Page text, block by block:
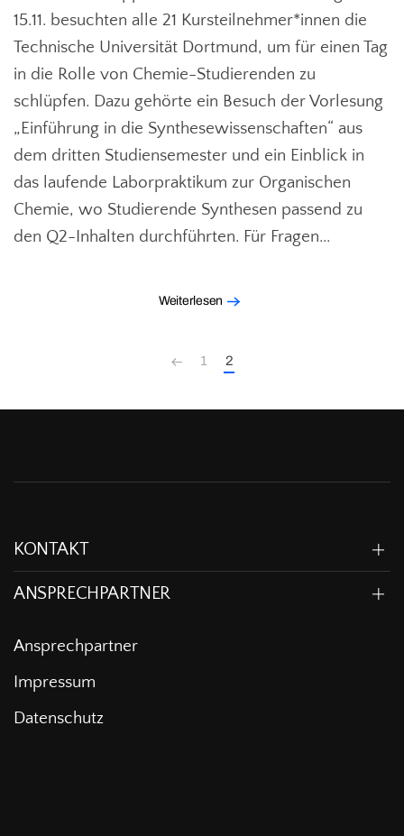
15.11. besuchten alle 21 Kursteilnehmer*innen die
Technische Universität Dortmund, um für einen Tag
in die Rolle von Chemie-Studierenden zu
schlüpfen. Dazu gehörte ein Besuch der Vorlesung
„Einführung in die Synthesewissenschaften“ aus
dem dritten Studiensemester und ein Einblick in
das laufende Laborpraktikum zur Organischen
Chemie, wo Studierende Synthesen passend zu
den Q2-Inhalten durchführten. Für Fragen...
Weiterlesen
1 2
KONTAKT
ANSPRECHPARTNER
Ansprechpartner
Impressum
Datenschutz